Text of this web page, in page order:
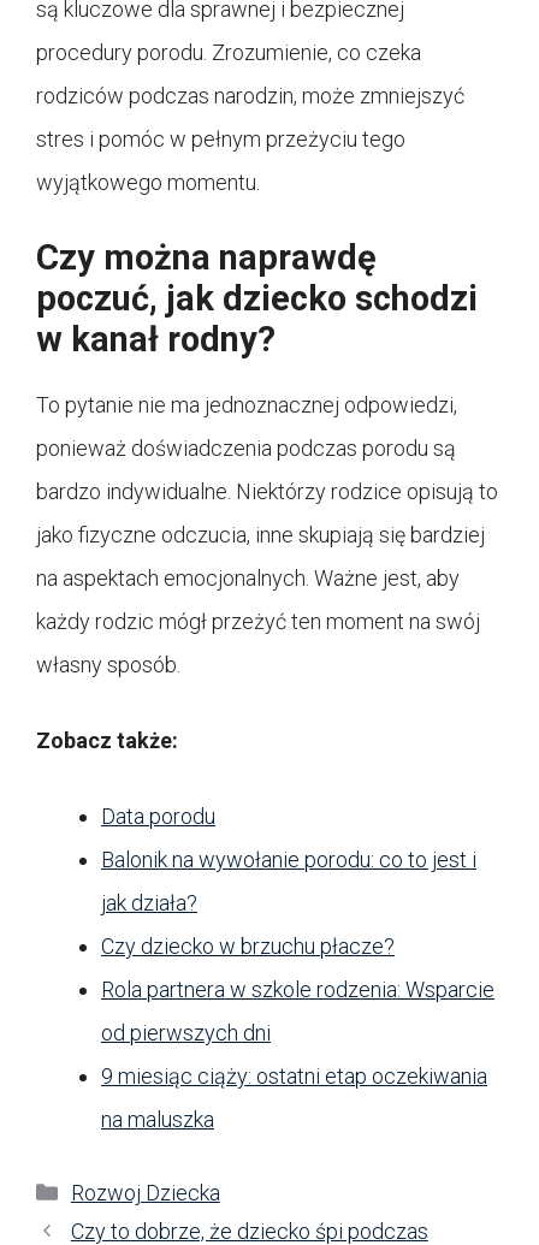
są kluczowe dla sprawnej i bezpiecznej
procedury porodu. Zrozumienie, co czeka
rodziców podczas narodzin, może zmniejszyć
stres i pomóc w pełnym przeżyciu tego
wyjątkowego momentu.
Czy można naprawdę
poczuć, jak dziecko schodzi
w kanał rodny?
To pytanie nie ma jednoznacznej odpowiedzi,
ponieważ doświadczenia podczas porodu są
bardzo indywidualne. Niektórzy rodzice opisują to
jako fizyczne odczucia, inne skupiają się bardziej
na aspektach emocjonalnych. Ważne jest, aby
każdy rodzic mógł przeżyć ten moment na swój
własny sposób.
Zobacz także:
Data porodu
Balonik na wywołanie porodu: co to jest i
jak działa?
Czy dziecko w brzuchu płacze?
Rola partnera w szkole rodzenia: Wsparcie
od pierwszych dni
9 miesiąc ciąży: ostatni etap oczekiwania
na maluszka
Kategorie
Rozwoj Dziecka
Czy to dobrze, że dziecko śpi podczas